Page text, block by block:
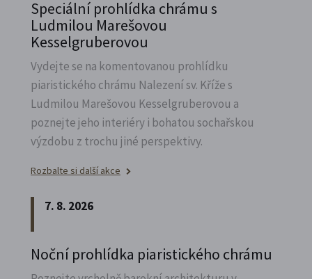
Speciální prohlídka chrámu s
Ludmilou Marešovou
Kesselgruberovou
Vydejte se na komentovanou prohlídku
piaristického chrámu Nalezení sv. Kříže s
Ludmilou Marešovou Kesselgruberovou a
poznejte jeho interiéry i bohatou sochařskou
výzdobu z trochu jiné perspektivy.
Rozbalte si další akce
7. 8. 2026
Noční prohlídka piaristického chrámu